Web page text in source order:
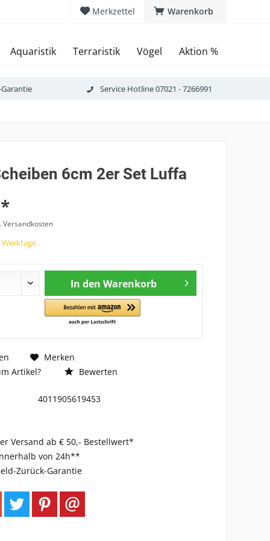
Warenkorb
Merkzettel
Aquaristik Terraristik Vögel Aktion %
Service Hotline 07021 - 7266991
6cm 2er Set Luffa
Versandkosten
In den Warenkorb
Merken
Artikel?
Bewerten
4011905619453
Versand ab € 50,- Bestellwert*
von 24h**
Zurück-Garantie